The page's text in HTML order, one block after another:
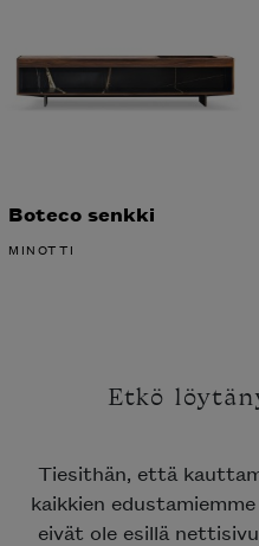
Boteco senkki
MINOTTI
Etkö
Tiesithän, että
kaikkien
eivät ole esillä